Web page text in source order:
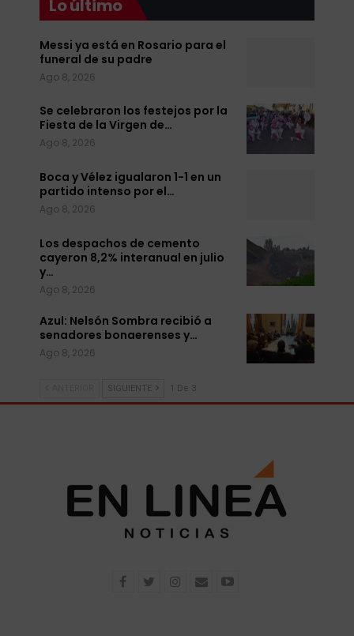
Lo último
Messi ya está en Rosario para el
funeral de su padre
Ago 8, 2026
Se celebraron los festejos por la
Fiesta de la Virgen de…
Ago 8, 2026
Boca y Vélez igualaron 1-1 en un
partido intenso por el…
Ago 8, 2026
Los despachos de cemento
cayeron 8,2% interanual en julio
y…
Ago 8, 2026
Azul: Nelsón Sombra recibió a
senadores bonaerenses y…
Ago 8, 2026
SIGUIENTE 1 De 3